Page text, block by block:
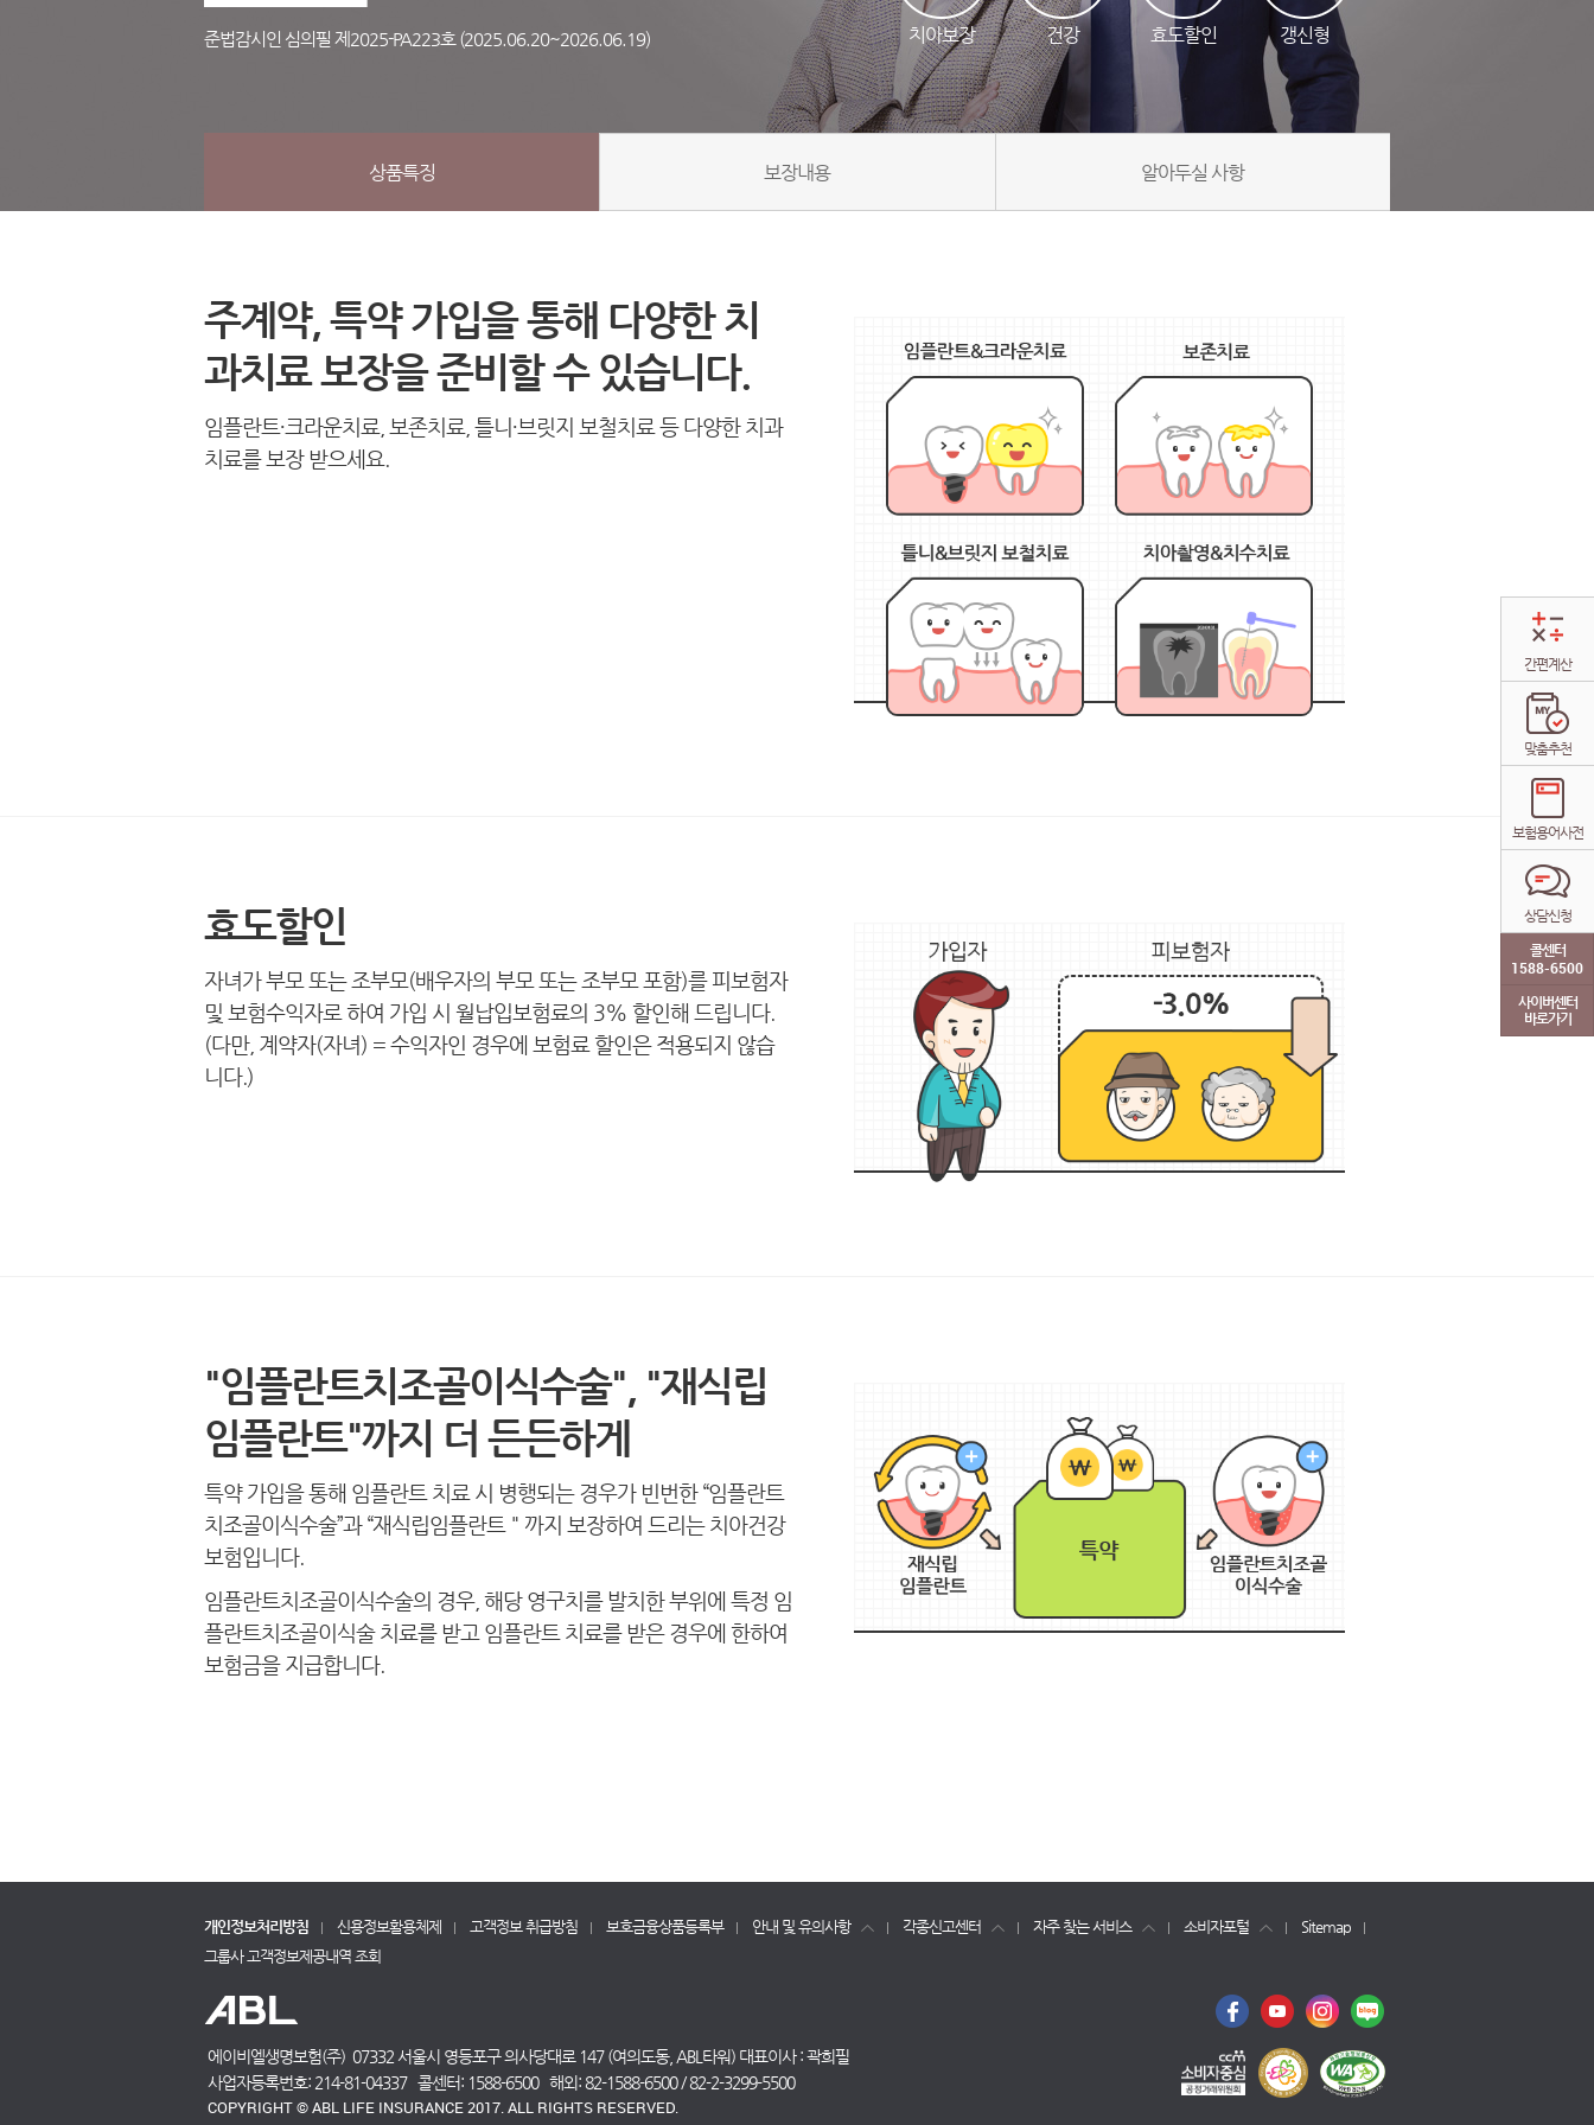
준법감시인 심의필 제2025-PA223호 (2025.06.20~2026.06.19) 치아보장 건강 효도할인 갱신형
상품특징 보장내용 알아두실 사항
주계약, 특약 가입을 통해 다양한 치
과치료 보장을 준비할 수 있습니다.
임플란트∙크라운치료, 보존치료, 틀니∙브릿지 보철치료 등 다양한 치과
치료를 보장 받으세요.
효도할인
자녀가 부모 또는 조부모(배우자의 부모 또는 조부모 포함)를 피보험자
및 보험수익자로 하여 가입 시 월납입보험료의 3% 할인해 드립니다.
(다만, 계약자(자녀) = 수익자인 경우에 보험료 할인은 적용되지 않습
니다.)
"임플란트치조골이식수술", "재식립
임플란트"까지 더 든든하게
특약 가입을 통해 임플란트 치료 시 병행되는 경우가 빈번한 “임플란트
치조골이식수술”과 “재식립임플란트＂까지 보장하여 드리는 치아건강
보험입니다.
임플란트치조골이식수술의 경우, 해당 영구치를 발치한 부위에 특정 임
플란트치조골이식술 치료를 받고 임플란트 치료를 받은 경우에 한하여
보험금을 지급합니다.
간편계산
맞춤추천
보험용어사전
상담신청
콜센터
1588-6500
사이버센터
바로가기
개인정보처리방침 신용정보활용체제 고객정보 취급방침 보호금융상품등록부 안내 및 유의사항 각종신고센터 자주 찾는 서비스 소비자포털
Sitemap
그룹사 고객정보제공내역 조회
에이비엘생명보험(주) 07332 서울시 영등포구 의사당대로 147 (여의도동, ABL타워) 대표이사 : 곽희필
사업자등록번호: 214-81-04337 콜센터: 1588-6500 해외: 82-1588-6500 / 82-2-3299-5500
COPYRIGHT © ABL LIFE INSURANCE 2017. ALL RIGHTS RESERVED.